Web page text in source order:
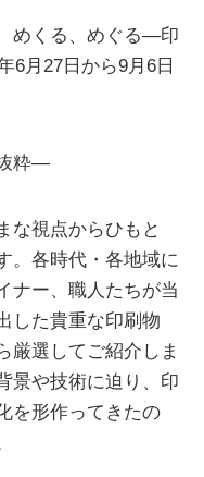
めくる、めぐる―印
6月27日から9月6日
粋—
な視点からひもと
。各時代・各地域に
ナー、職人たちが当
した貴重な印刷物
厳選してご紹介しま
景や技術に迫り、印
を形作ってきたの